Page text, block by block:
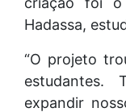
Hadassa,
“O projeto
estudantes.
expandir